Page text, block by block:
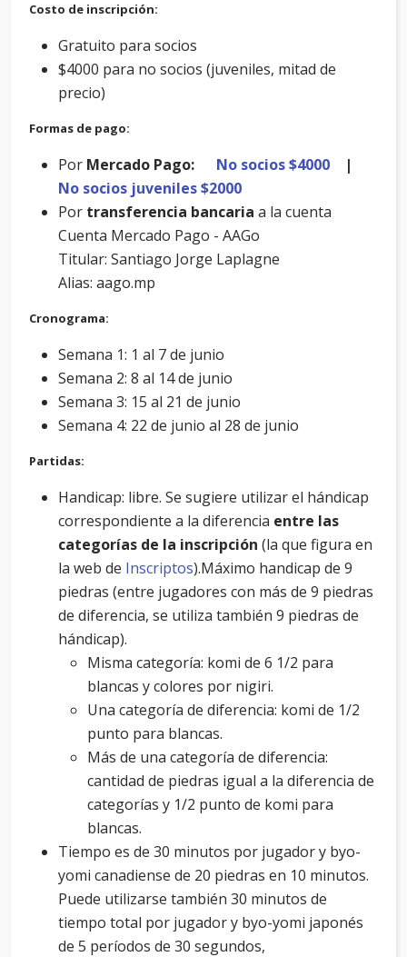
Costo de inscripción:
Gratuito para socios
$4000 para no socios (juveniles, mitad de
precio)
Formas de pago:
Por Mercado Pago: No socios $4000 |
No socios juveniles $2000
Por transferencia bancaria a la cuenta
Cuenta Mercado Pago - AAGo
Titular: Santiago Jorge Laplagne
Alias: aago.mp
Cronograma:
Semana 1: 1 al 7 de junio
Semana 2: 8 al 14 de junio
Semana 3: 15 al 21 de junio
Semana 4: 22 de junio al 28 de junio
Partidas:
Handicap: libre. Se sugiere utilizar el hándicap
correspondiente a la diferencia entre las
categorías de la inscripción (la que figura en
la web de Inscriptos).Máximo handicap de 9
piedras (entre jugadores con más de 9 piedras
de diferencia, se utiliza también 9 piedras de
hándicap).
Misma categoría: komi de 6 1/2 para
blancas y colores por nigiri.
Una categoría de diferencia: komi de 1/2
punto para blancas.
Más de una categoría de diferencia:
cantidad de piedras igual a la diferencia de
categorías y 1/2 punto de komi para
blancas.
Tiempo es de 30 minutos por jugador y byo-
yomi canadiense de 20 piedras en 10 minutos.
Puede utilizarse también 30 minutos de
tiempo total por jugador y byo-yomi japonés
de 5 períodos de 30 segundos,